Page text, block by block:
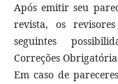
Após emitir seu
revista, os
seguintes
Correções
Em caso de